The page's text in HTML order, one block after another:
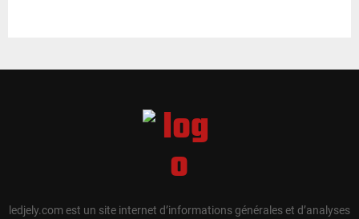
ledjely.com est un site internet d’informations générales et d’analyses